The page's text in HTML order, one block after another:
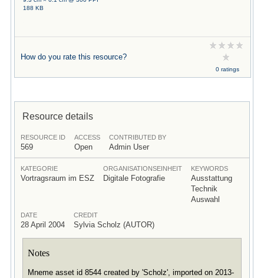
188 KB
How do you rate this resource?
0 ratings
Resource details
RESOURCE ID
569
ACCESS
Open
CONTRIBUTED BY
Admin User
KATEGORIE
Vortragsraum im ESZ
ORGANISATIONSEINHEIT
Digitale Fotografie
KEYWORDS
Ausstattung
Technik
Auswahl
DATE
28 April 2004
CREDIT
Sylvia Scholz (AUTOR)
Notes
Mneme asset id 8544 created by 'Scholz', imported on 2013-